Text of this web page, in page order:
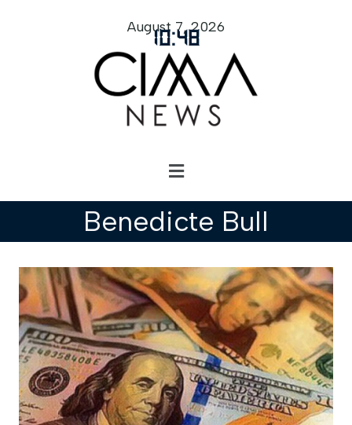
10:48
August 7, 2026
Benedicte Bull